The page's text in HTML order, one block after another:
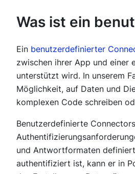
Was ist ein
Ein benutzerdefinierter
zwischen ihrer App und einer
unterstützt wird. In unserem
Möglichkeit, auf Daten und
komplexen Code schreiben
Benutzerdefinierte
und Antwortformaten
authentifiziert ist, kann er in